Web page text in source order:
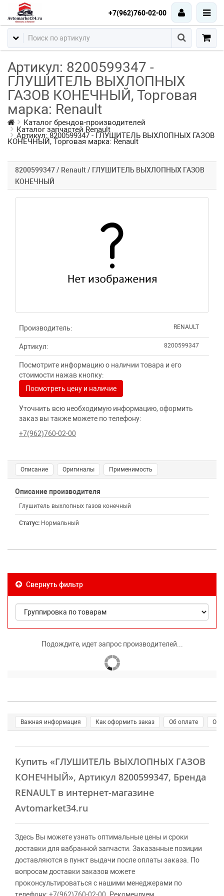
+7(962)760-02-00
Артикул: 8200599347 -
ГЛУШИТЕЛЬ ВЫХЛОПНЫХ
ГАЗОВ КОНЕЧНЫЙ, Торговая
марка: Renault
Каталог брендов-производителей
Каталог запчастей Renault
Артикул: 8200599347 - ГЛУШИТЕЛЬ ВЫХЛОПНЫХ ГАЗОВ
КОНЕЧНЫЙ, Торговая марка: Renault
8200599347 / Renault / ГЛУШИТЕЛЬ ВЫХЛОПНЫХ ГАЗОВ
КОНЕЧНЫЙ
Производитель: RENAULT
Артикул: 8200599347
Посмотрите информацию о наличии товара и его
стоимости нажав кнопку:
Посмотреть цену и наличие
Уточнить всю необходимую информацию, оформить
заказ вы также можете по телефону:
+7(962)760-02-00
Описание Оригиналы Применимость
Описание производителя
Глушитель выхлопных газов конечный
Статус: Нормальный
Свернуть фильтр
Подождите, идет запрос производителей...
Важная информация Как оформить заказ Об оплате О
Купить «ГЛУШИТЕЛЬ ВЫХЛОПНЫХ ГАЗОВ
КОНЕЧНЫЙ», Артикул 8200599347, Бренда
RENAULT в интернет-магазине
Avtomarket34.ru
Здесь Вы можете узнать оптимальные цены и сроки
доставки для вабранной запчасти. Заказанные позиции
доставляются в пункт выдачи после оплаты заказа. По
вопросам доставки заказов можете
проконсультироваться с нашими менеджерами по